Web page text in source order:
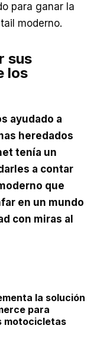
para ganar la
moderno.
sus
los
ayudado a
heredados
tenía un
a contar
que
en un mundo
con miras al
la solución
para
motocicletas